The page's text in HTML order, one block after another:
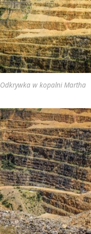
Odkrywka w kopalni Martha